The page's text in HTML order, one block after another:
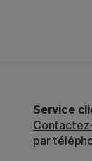
Service
par